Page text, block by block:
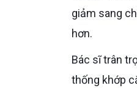
giảm sang
hơn.
Bác sĩ trân trọng mời Chú Cường từ Quận 9 sang Dr. Care để được thăm khám và kiểm tra kỹ lưỡng hệ
thống khớp